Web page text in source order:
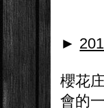
►
櫻花
會的